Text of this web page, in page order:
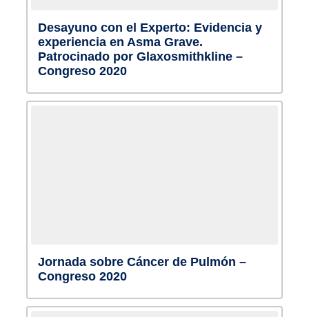
Desayuno con el Experto: Evidencia y
experiencia en Asma Grave.
Patrocinado por Glaxosmithkline –
Congreso 2020
Jornada sobre Cáncer de Pulmón –
Congreso 2020